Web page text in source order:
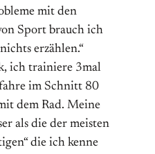
mit den
Sport brauch ich
erzählen.“
ich trainiere 3mal
im Schnitt 80
dem Rad. Meine
als die der meisten
die ich kenne